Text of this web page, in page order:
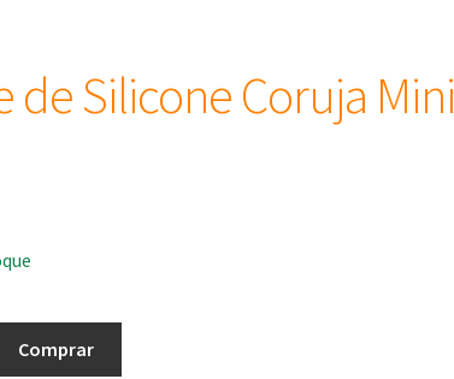
de Silicone Coruja Mini
Comprar